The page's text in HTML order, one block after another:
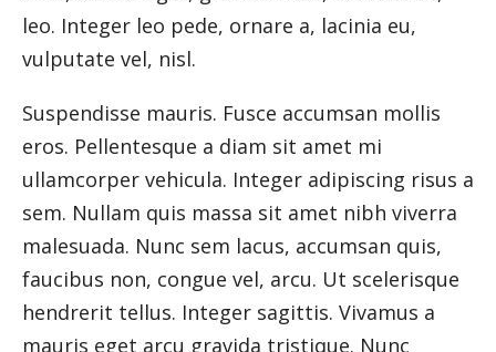
leo. Integer leo pede, ornare a, lacinia eu,
vulputate vel, nisl.
Suspendisse mauris. Fusce accumsan mollis
eros. Pellentesque a diam sit amet mi
ullamcorper vehicula. Integer adipiscing risus a
sem. Nullam quis massa sit amet nibh viverra
malesuada. Nunc sem lacus, accumsan quis,
faucibus non, congue vel, arcu. Ut scelerisque
hendrerit tellus. Integer sagittis. Vivamus a
mauris eget arcu gravida tristique. Nunc